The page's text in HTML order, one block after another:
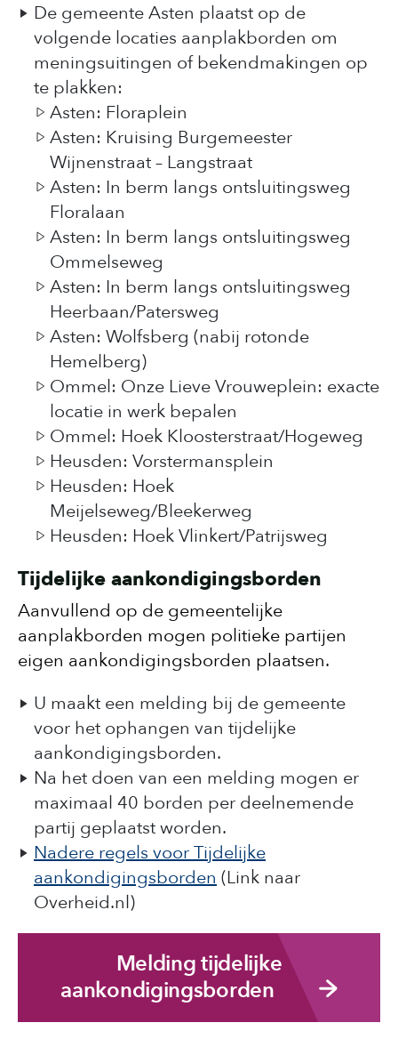
De gemeente Asten plaatst op de
volgende locaties aanplakborden om
meningsuitingen of bekendmakingen op
te plakken:
Asten: Floraplein
Asten: Kruising Burgemeester
Wijnenstraat – Langstraat
Asten: In berm langs ontsluitingsweg
Floralaan
Asten: In berm langs ontsluitingsweg
Ommelseweg
Asten: In berm langs ontsluitingsweg
Heerbaan/Patersweg
Asten: Wolfsberg (nabij rotonde
Hemelberg)
Ommel: Onze Lieve Vrouweplein: exacte
locatie in werk bepalen
Ommel: Hoek Kloosterstraat/Hogeweg
Heusden: Vorstermansplein
Heusden: Hoek
Meijelseweg/Bleekerweg
Heusden: Hoek Vlinkert/Patrijsweg
Tijdelijke aankondigingsborden
Aanvullend op de gemeentelijke
aanplakborden mogen politieke partijen
eigen aankondigingsborden plaatsen.
U maakt een melding bij de gemeente
voor het ophangen van tijdelijke
aankondigingsborden.
Na het doen van een melding mogen er
maximaal 40 borden per deelnemende
partij geplaatst worden.
Nadere regels voor Tijdelijke
aankondigingsborden (Link naar
Overheid.nl)
Melding tijdelijke
aankondigingsborden